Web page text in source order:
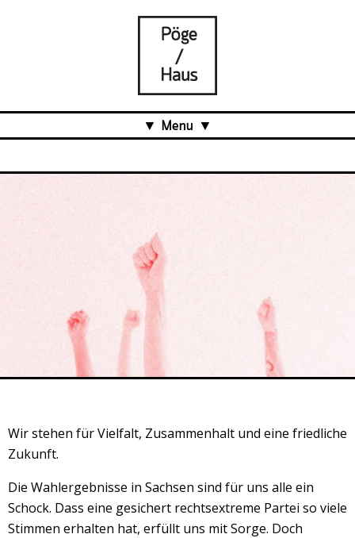
Menu
Was ist das Pöge-Haus?
Organisation
Mitarbeit
Veranstaltungsrückblick
Presse/Newsletter
Wir stehen für Vielfalt, Zusammenhalt und eine friedliche
Zukunft.
Die Wahlergebnisse in Sachsen sind für uns alle ein
Schock. Dass eine gesichert rechtsextreme Partei so viele
Stimmen erhalten hat, erfüllt uns mit Sorge. Doch